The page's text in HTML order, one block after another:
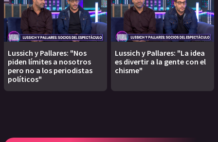
Lussich y Pallares: "Nos
piden límites a nosotros
pero no a los periodistas
políticos"
Lussich y Pallares: "La idea
es divertir a la gente con el
chisme"